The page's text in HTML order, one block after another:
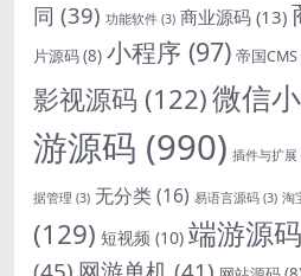
同 (39) 功能软件 (3) 商业源码 (13)
片源码(8) 小程序 (97) 帝国CMS
影视源码 (122)微信
游源码 (990) 插件与扩展
据管理 (3) 无分类(16) 易语言源码 (3) 淘
(129) 短视频 (10) 端游源码